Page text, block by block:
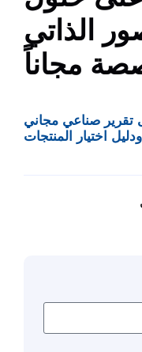
الذاتي
مجاناً
صناعي مجاني
ودليل اختيار المنتجات